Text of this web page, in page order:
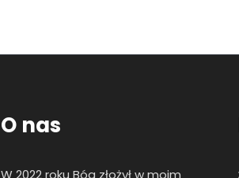
O nas
W 2022 roku Bóg złożył w moim